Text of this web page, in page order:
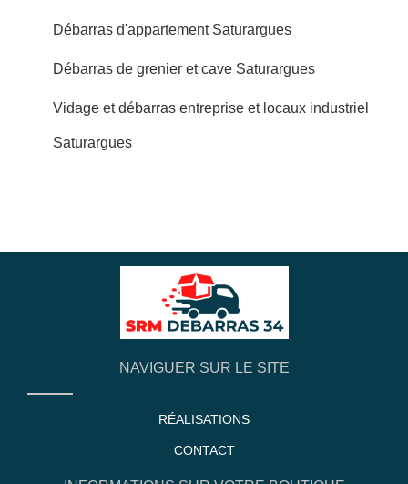
Débarras d'appartement Saturargues
Débarras de grenier et cave Saturargues
Vidage et débarras entreprise et locaux industriel
Saturargues
NAVIGUER SUR LE SITE
RÉALISATIONS
CONTACT